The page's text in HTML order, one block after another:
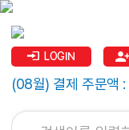
LOGIN
(08월) 결제 주문액 :